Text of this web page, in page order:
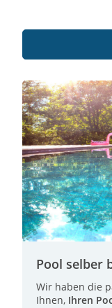
Pool selber
Wir haben die
Ihnen, Ihren